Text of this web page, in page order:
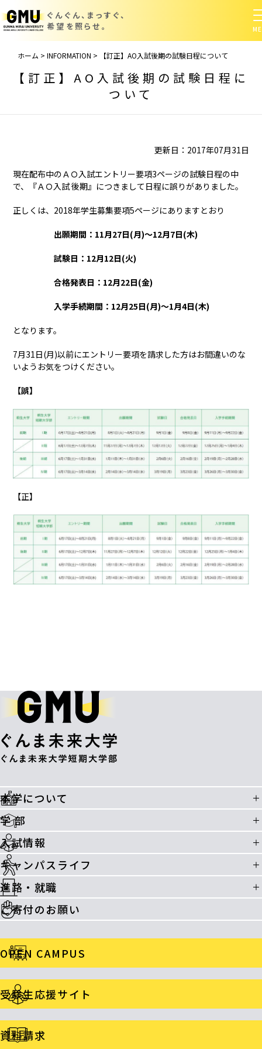
ぐんぐん、まっすぐ、
希望を照らせ。
ホーム > INFORMATION > 【訂正】AO入試後期の試験日程について
【訂正】AO入試後期の試験日程に
ついて
更新日：2017年07月31日
現在配布中のＡＯ入試エントリー要項3ページの試験日程の中
で、『ＡＯ入試 後期』につきまして日程に誤りがありました。
正しくは、2018年学生募集要項5ページにありますとおり
出願期間：11月27日(月)～12月7日(木)
試験日：12月12日(火)
合格発表日：12月22日(金)
入学手続期間：12月25日(月)～1月4日(木)
となります。
7月31日(月)以前にエントリー要項を請求した方はお間違いのな
いようお気をつけください。
【誤】
【正】
本学について
学 部
入試情報
キャンパスライフ
進路・就職
ご寄付のお願い
OPEN CAMPUS
受験生応援サイト
資料請求